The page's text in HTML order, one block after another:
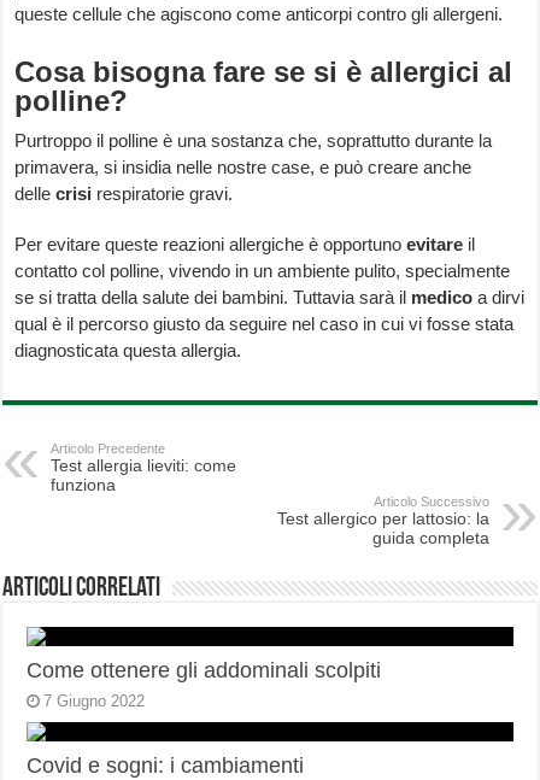
queste cellule che agiscono come anticorpi contro gli allergeni.
Cosa bisogna fare se si è allergici al
polline?
Purtroppo il polline è una sostanza che, soprattutto durante la
primavera, si insidia nelle nostre case, e può creare anche
dellecrisi respiratorie gravi.
Per evitare queste reazioni allergiche è opportunoevitare il
contatto col polline, vivendo in un ambiente pulito, specialmente
se si tratta della salute dei bambini. Tuttavia sarà il medico a dirvi
qual è il percorso giusto da seguire nel caso in cui vi fosse stata
diagnosticata questa allergia.
Articolo Precedente
Test allergia lieviti: come
funziona
Articolo Successivo
Test allergico per lattosio: la
guida completa
Articoli correlati
Come ottenere gli addominali scolpiti
7 Giugno 2022
Covid e sogni: i cambiamenti